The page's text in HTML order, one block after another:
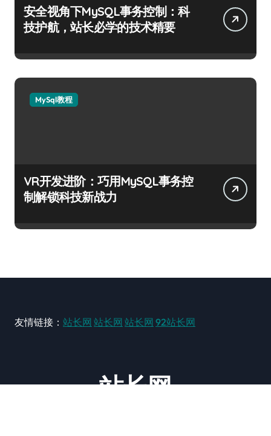
安全视角下MySQL事务控制：科
技护航，站长必学的技术精要
MySql教程
VR开发进阶：巧用MySQL事务控
制解锁科技新战力
友情链接： 站长网 站长网 站长网 92站长网
站长网